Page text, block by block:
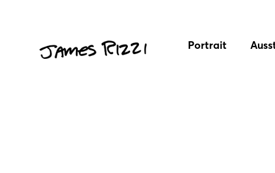
Portrait